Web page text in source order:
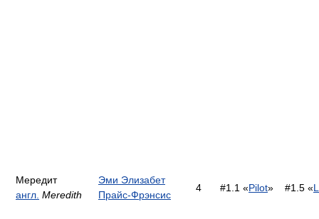
Мередит
англ. Meredith
Эми Элизабет
Прайс-Фрэнсис
4 #1.1 «Pilot» #1.5 «